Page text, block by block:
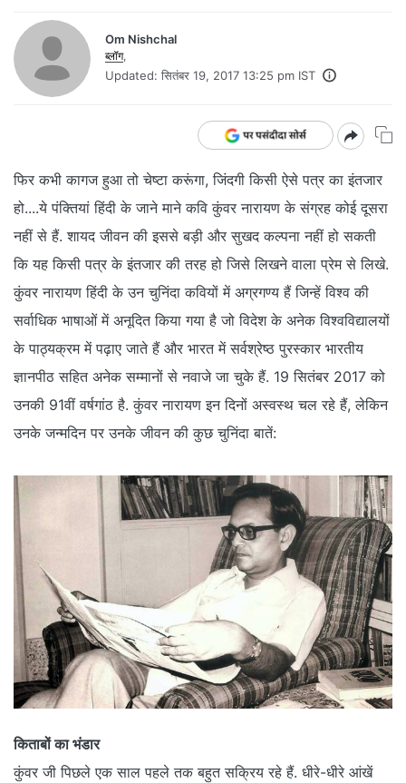
Om Nishchal
ब्लॉग,
Updated: सितंबर 19, 2017 13:25 pm IST
फिर कभी कागज हुआ तो चेष्‍टा करूंगा, जिंदगी किसी ऐसे पत्र का इंतजार
हो....ये पंक्‍तियां हिंदी के जाने माने कवि कुंवर नारायण के संग्रह कोई दूसरा
नहीं से हैं. शायद जीवन की इससे बड़ी और सुखद कल्‍पना नहीं हो सकती
कि यह किसी पत्र के इंतजार की तरह हो जिसे लिखने वाला प्रेम से लिखे.
कुंवर नारायण हिंदी के उन चुनिंदा कवियों में अग्रगण्‍य हैं जिन्‍हें विश्‍व की
सर्वाधिक भाषाओं में अनूदित किया गया है जो विदेश के अनेक विश्‍वविद्यालयों
के पाठ्यक्रम में पढ़ाए जाते हैं और भारत में सर्वश्रेष्‍ठ पुरस्‍कार भारतीय
ज्ञानपीठ सहित अनेक सम्‍मानों से नवाजे जा चुके हैं. 19 सितंबर 2017 को
उनकी 91वीं वर्षगांठ है. कुंवर नारायण इन दिनों अस्‍वस्‍थ चल रहे हैं, लेकिन
उनके जन्‍मदिन पर उनके जीवन की कुछ चुनिंदा बातें:
किताबों का भंडार
कुंवर जी पिछले एक साल पहले तक बहुत सक्रिय रहे हैं. धीरे-धीरे आंखें